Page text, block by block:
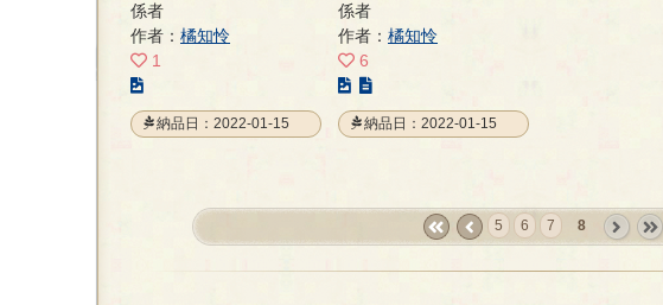
係者
作者： 橘知怜
1
の
イ
納品日：2022-01-15
係者
作者： 橘知怜
6
の
イ
ト
納品日：2022-01-15
5 6 7
8